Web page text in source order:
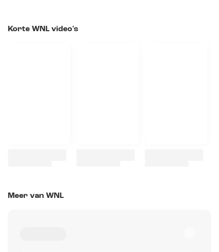
Korte WNL video's
Meer van WNL